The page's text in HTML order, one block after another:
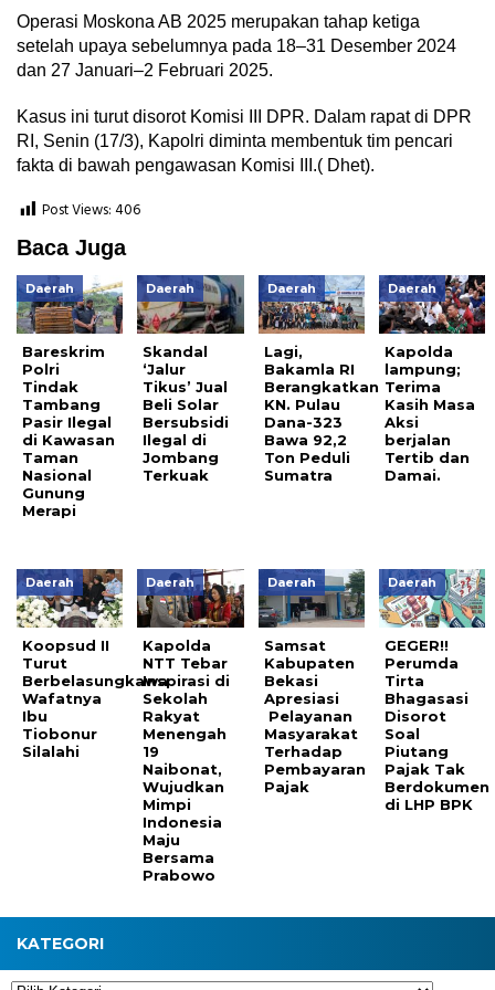
Operasi Moskona AB 2025 merupakan tahap ketiga
setelah upaya sebelumnya pada 18–31 Desember 2024
dan 27 Januari–2 Februari 2025.
Kasus ini turut disorot Komisi III DPR. Dalam rapat di DPR
RI, Senin (17/3), Kapolri diminta membentuk tim pencari
fakta di bawah pengawasan Komisi III.( Dhet).
Post Views:406
Baca Juga
Daerah
Bareskrim
Polri
Tindak
Tambang
Pasir Ilegal
di Kawasan
Taman
Nasional
Gunung
Merapi
Daerah
Skandal
‘Jalur
Tikus’ Jual
Beli Solar
Bersubsidi
Ilegal di
Jombang
Terkuak
Daerah
Lagi,
Bakamla RI
Berangkatkan
KN. Pulau
Dana-323
Bawa 92,2
Ton Peduli
Sumatra
Daerah
Kapolda
lampung;
Terima
Kasih Masa
Aksi
berjalan
Tertib dan
Damai.
Daerah
Koopsud II
Turut
Berbelasungkawa
Wafatnya
Ibu
Tiobonur
Silalahi
Daerah
Kapolda
NTT Tebar
Inspirasi di
Sekolah
Rakyat
Menengah
19
Naibonat,
Wujudkan
Mimpi
Indonesia
Maju
Bersama
Prabowo
Daerah
Samsat
Kabupaten
Bekasi
Apresiasi
Pelayanan
Masyarakat
Terhadap
Pembayaran
Pajak
Daerah
GEGER!!
Perumda
Tirta
Bhagasasi
Disorot
Soal
Piutang
Pajak Tak
Berdokumen
di LHP BPK
KATEGORI